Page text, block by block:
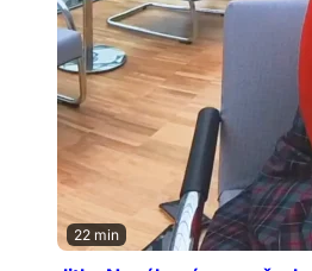
22 min